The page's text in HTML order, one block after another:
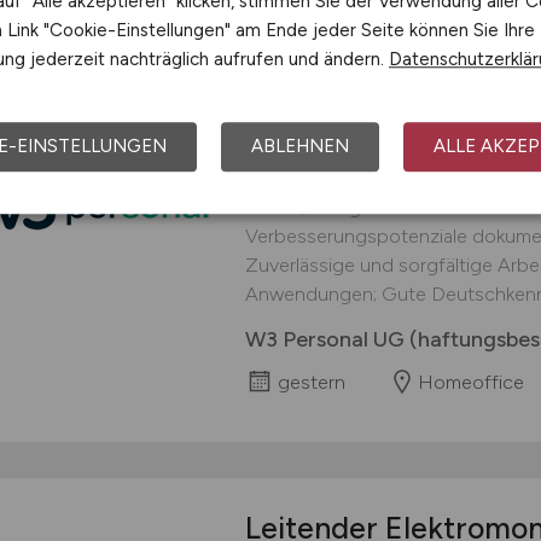
JOB
Deine Aufgaben:
Übersichtlichkeit prüfen;
testen; Navigation und
Verbesserungspotenziale
Zuverlässige und sorgfältige
Anwendungen; Gute
W3 Personal UG
gestern Homeoffice
Leitender
"Cookie-Einstellungen" am Ende jeder Seite können Sie Ihre
jederzeit nachträglich aufrufen und ändern.
EINSTELLUNGEN ABLEHNEN ALLE